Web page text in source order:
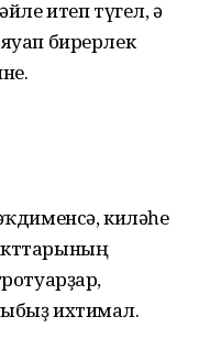
итеп түгел, ә
бирерлек
киләһе
ихтимал.